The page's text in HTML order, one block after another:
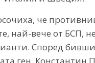
че
най-вече от БСП,
Според